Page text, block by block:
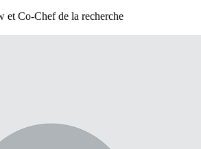
et Co-Chef de la recherche